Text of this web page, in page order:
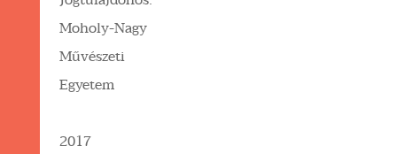
Moholy-Nagy
Művészeti
Egyetem
2017